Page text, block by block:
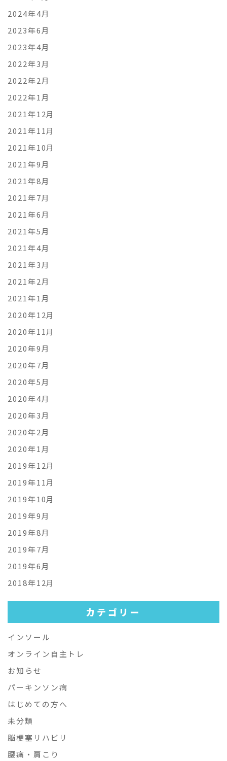
2024年4月
2023年6月
2023年4月
2022年3月
2022年2月
2022年1月
2021年12月
2021年11月
2021年10月
2021年9月
2021年8月
2021年7月
2021年6月
2021年5月
2021年4月
2021年3月
2021年2月
2021年1月
2020年12月
2020年11月
2020年9月
2020年7月
2020年5月
2020年4月
2020年3月
2020年2月
2020年1月
2019年12月
2019年11月
2019年10月
2019年9月
2019年8月
2019年7月
2019年6月
2018年12月
カテゴリー
インソール
オンライン自主トレ
お知らせ
パーキンソン病
はじめての方へ
未分類
脳梗塞リハビリ
腰痛・肩こり